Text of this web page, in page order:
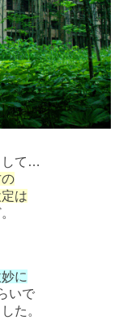
して…
は
に
いで
た。